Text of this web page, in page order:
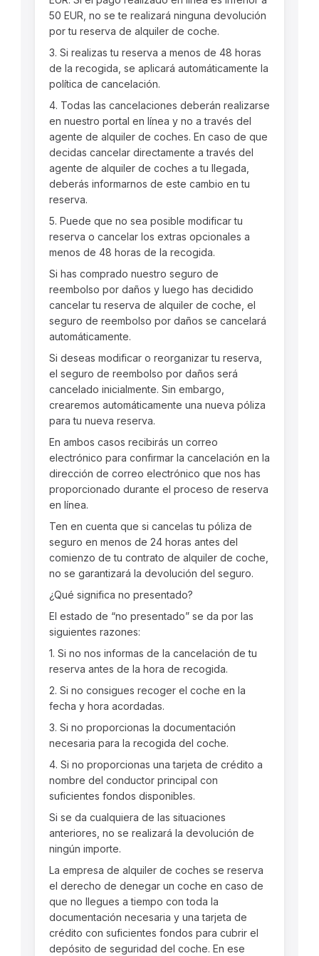
50 EUR, no se te realizará ninguna devolución
por tu reserva de alquiler de coche.
3. Si realizas tu reserva a menos de 48 horas
de la recogida, se aplicará automáticamente la
política de cancelación.
4. Todas las cancelaciones deberán realizarse
en nuestro portal en línea y no a través del
agente de alquiler de coches. En caso de que
decidas cancelar directamente a través del
agente de alquiler de coches a tu llegada,
deberás informarnos de este cambio en tu
reserva.
5. Puede que no sea posible modificar tu
reserva o cancelar los extras opcionales a
menos de 48 horas de la recogida.
Si has comprado nuestro seguro de
reembolso por daños y luego has decidido
cancelar tu reserva de alquiler de coche, el
seguro de reembolso por daños se cancelará
automáticamente.
Si deseas modificar o reorganizar tu reserva,
el seguro de reembolso por daños será
cancelado inicialmente. Sin embargo,
crearemos automáticamente una nueva póliza
para tu nueva reserva.
En ambos casos recibirás un correo
electrónico para confirmar la cancelación en la
dirección de correo electrónico que nos has
proporcionado durante el proceso de reserva
en línea.
Ten en cuenta que si cancelas tu póliza de
seguro en menos de 24 horas antes del
comienzo de tu contrato de alquiler de coche,
no se garantizará la devolución del seguro.
¿Qué significa no presentado?
El estado de “no presentado” se da por las
siguientes razones:
1. Si no nos informas de la cancelación de tu
reserva antes de la hora de recogida.
2. Si no consigues recoger el coche en la
fecha y hora acordadas.
3. Si no proporcionas la documentación
necesaria para la recogida del coche.
4. Si no proporcionas una tarjeta de crédito a
nombre del conductor principal con
suficientes fondos disponibles.
Si se da cualquiera de las situaciones
anteriores, no se realizará la devolución de
ningún importe.
La empresa de alquiler de coches se reserva
el derecho de denegar un coche en caso de
que no llegues a tiempo con toda la
documentación necesaria y una tarjeta de
crédito con suficientes fondos para cubrir el
depósito de seguridad del coche. En ese